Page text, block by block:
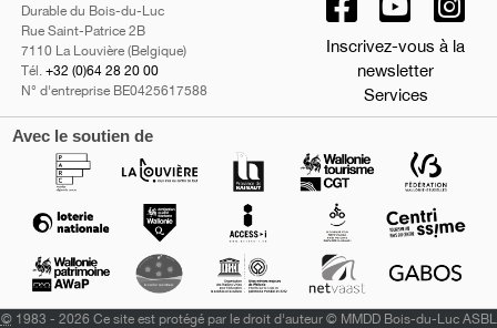
Durable du Bois-du-Luc
Rue Saint-Patrice 2B
7110 La Louvière (Belgique)
Tél. +32 (0)64 28 20 00
N° d'entreprise BE0425617588
Inscrivez-vous à la
newsletter
Services
Avec le soutien de
©1983 - 2026 Ce site est protégé par le droit d'auteur © MMDD Bois-du-Luc ASBL